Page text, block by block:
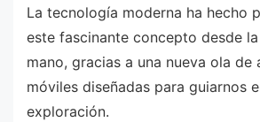
La tecnología moderna ha hecho
este fascinante concepto desde
mano, gracias a una nueva ola de
móviles diseñadas para guiarnos
exploración.